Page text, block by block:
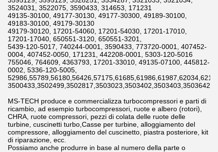
3524031, 3522075, 3590433, 314653, 171231
49135-30100, 49177-30130, 49177-30300, 49189-30100,
49183-30100, 49179-30130
49179-30120, 17201-54060, 17201-54030, 17201-17010,
17201-17040, 650551-3120, 650551-3201,
5439-120-5017, 740244-0001, 3590433, 773720-0001, 407452-
0004, 407452-0050, 171231, 442208-0001, 5303-120-5016
755046, 764609, 4363793, 17201-33010, 49135-07100, 445812-
0002, 5336-120-5005,
MS-TECH produce e commercializza turbocompressori e parti di
ricambio, ad esempio turbocompressori, ruote e albero (rotori),
CHRA, ruote compressori, pezzi di colata delle ruote delle
turbine, cuscinetti turbo,Casse per turbine, alloggiamento del
compressore, alloggiamento del cuscinetto, piastra posteriore, kit
di riparazione, ecc.
Possiamo anche produrre in base al numero della parte o